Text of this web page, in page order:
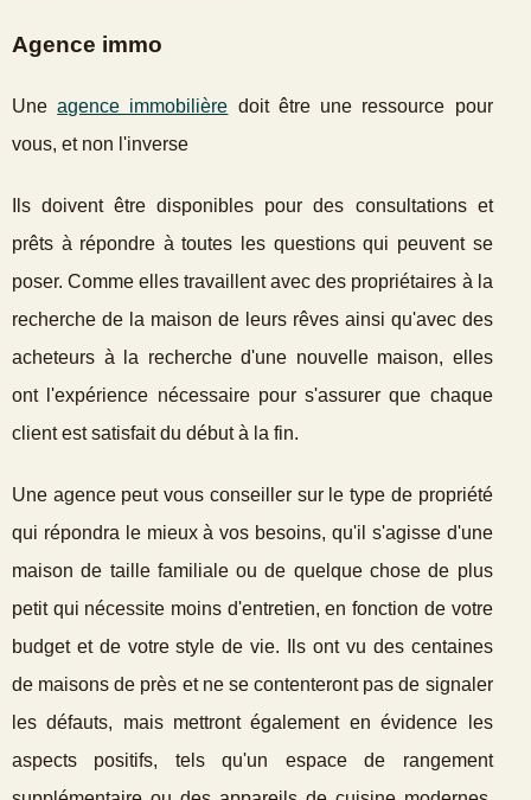
Agence immo
Uneagence immobilière doit être une ressource pour
vous, et non l'inverse
Ils doivent être disponibles pour des consultations et
prêts à répondre à toutes les questions qui peuvent se
poser. Comme elles travaillent avec des propriétaires à la
recherche de la maison de leurs rêves ainsi qu'avec des
acheteurs à la recherche d'une nouvelle maison, elles
ont l'expérience nécessaire pour s'assurer que chaque
client est satisfait du début à la fin.
Une agence peut vous conseiller sur le type de propriété
qui répondra le mieux à vos besoins, qu'il s'agisse d'une
maison de taille familiale ou de quelque chose de plus
petit qui nécessite moins d'entretien, en fonction de votre
budget et de votre style de vie. Ils ont vu des centaines
de maisons de près et ne se contenteront pas de signaler
les défauts, mais mettront également en évidence les
aspects positifs, tels qu'un espace de rangement